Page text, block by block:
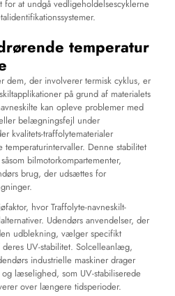
for at undgå vedligeholdelsescyklerne
temperatur
dem, der involverer termisk cyklus, er
på grund af materialets
kan opleve problemer med
belægningsfejl under
kvalitets-traffolytematerialer
Denne stabilitet
bilmotorkompartementer,
brug, der udsættes for
hvor Traffolyte-navneskilt-
Udendørs anvendelser, der
udblekning, vælger specifikt
UV-stabilitet. Solcelleanlæg,
industrielle maskiner drager
læselighed, som UV-stabiliserede
over længere tidsperioder.